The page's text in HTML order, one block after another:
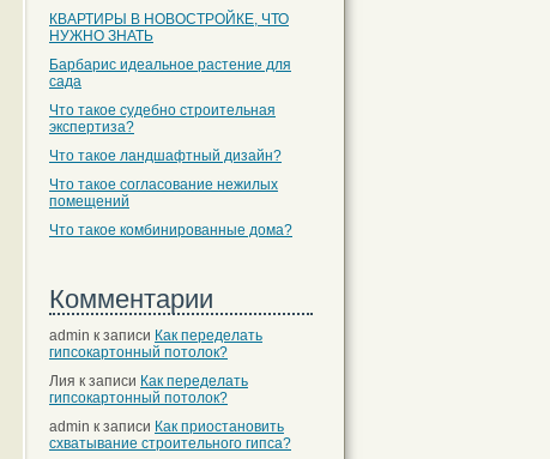
КВАРТИРЫ В НОВОСТРОЙКЕ, ЧТО
НУЖНО ЗНАТЬ
Барбарис идеальное растение для
сада
Что такое судебно строительная
экспертиза?
Что такое ландшафтный дизайн?
Что такое согласование нежилых
помещений
Что такое комбинированные дома?
Комментарии
admin к записи Как переделать
гипсокартонный потолок?
Лия к записи Как переделать
гипсокартонный потолок?
admin к записи Как приостановить
схватывание строительного гипса?